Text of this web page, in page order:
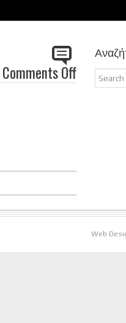
Comments Off
on Lincoln
Web